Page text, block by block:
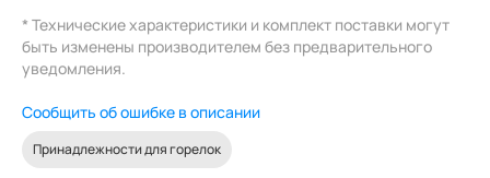
* Технические характеристики и комплект поставки могут
быть изменены производителем без предварительного
уведомления.
Сообщить об ошибке в описании
Принадлежности для горелок